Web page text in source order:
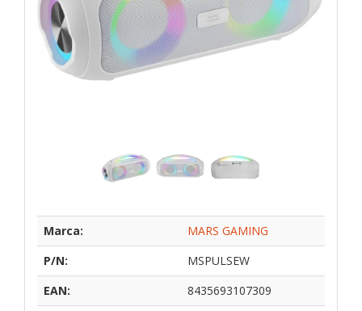
Marca:
MARS GAMING
P/N:
MSPULSEW
EAN:
8435693107309